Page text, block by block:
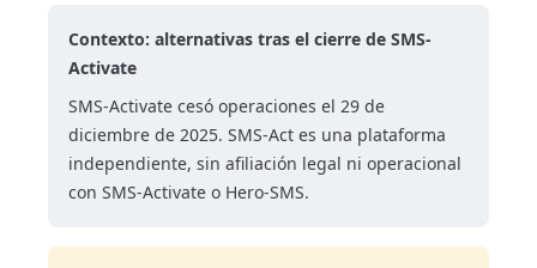
Contexto: alternativas tras el cierre de SMS-
Activate
SMS-Activate cesó operaciones el 29 de
diciembre de 2025. SMS-Act es una plataforma
independiente, sin afiliación legal ni operacional
con SMS-Activate o Hero-SMS.